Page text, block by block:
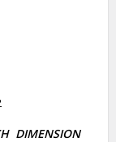
DIMENSION